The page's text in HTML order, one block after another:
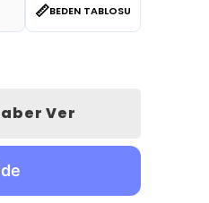
📏BEDEN TABLOSU
Ver